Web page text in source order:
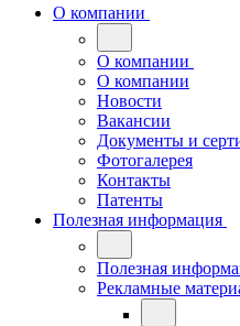
О компании
О компании
О компании
Новости
Вакансии
Документы и
Фотогалерея
Контакты
Патенты
Полезная информация
Полезная
Рекламные